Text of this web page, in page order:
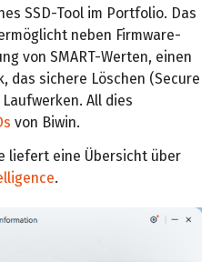
SSD-Tool im Portfolio. Das
neben Firmware-
von SMART-Werten, einen
das sichere Löschen (Secure
All dies
von Biwin.
liefert eine Übersicht über
.